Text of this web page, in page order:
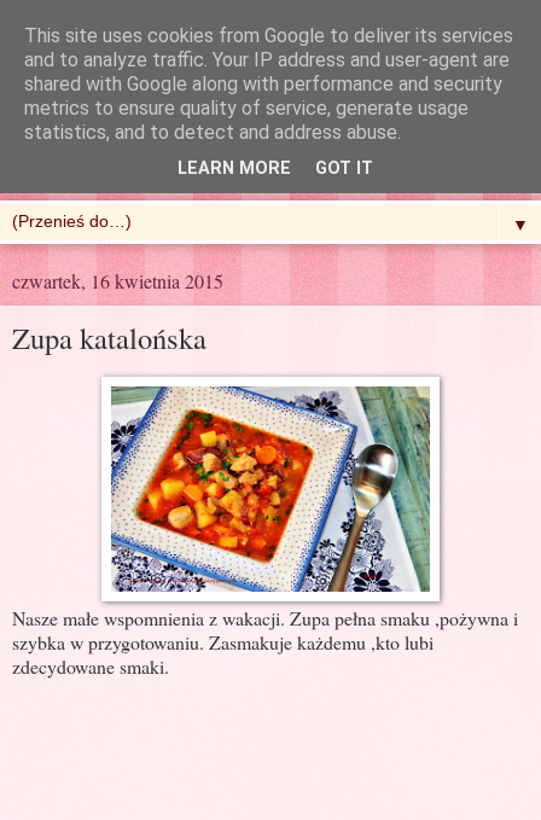
R'n'G Kitchen
▼
czwartek, 16 kwietnia 2015
Zupa katalońska
Nasze małe wspomnienia z wakacji. Zupa pełna smaku ,pożywna i
szybka w przygotowaniu. Zasmakuje każdemu ,kto lubi
zdecydowane smaki.
This site uses cookies from Google to deliver its services
and to analyze traffic. Your IP address and user-agent are
shared with Google along with performance and security
metrics to ensure quality of service, generate usage
statistics, and to detect and address abuse.
LEARN MORE GOT IT